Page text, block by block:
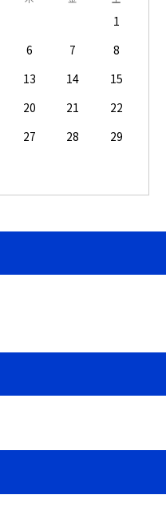
1
6 7
8
13 14
15
20 21
22
27 28
29